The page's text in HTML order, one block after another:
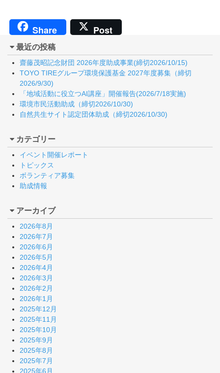
Share Post
最近の投稿
齋藤茂昭記念財団 2026年度助成事業(締切2026/10/15)
TOYO TIREグループ環境保護基金 2027年度募集（締切
2026/9/30)
「地域活動に役立つAI講座」開催報告(2026/7/18実施)
環境市民活動助成（締切2026/10/30)
自然共生サイト認定団体助成（締切2026/10/30)
カテゴリー
イベント開催レポート
トピックス
ボランティア募集
助成情報
アーカイブ
2026年8月
2026年7月
2026年6月
2026年5月
2026年4月
2026年3月
2026年2月
2026年1月
2025年12月
2025年11月
2025年10月
2025年9月
2025年8月
2025年7月
2025年6月